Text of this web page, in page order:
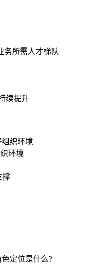
务所需人才梯队
续提升
织环境
环境
撑
定位是什么?